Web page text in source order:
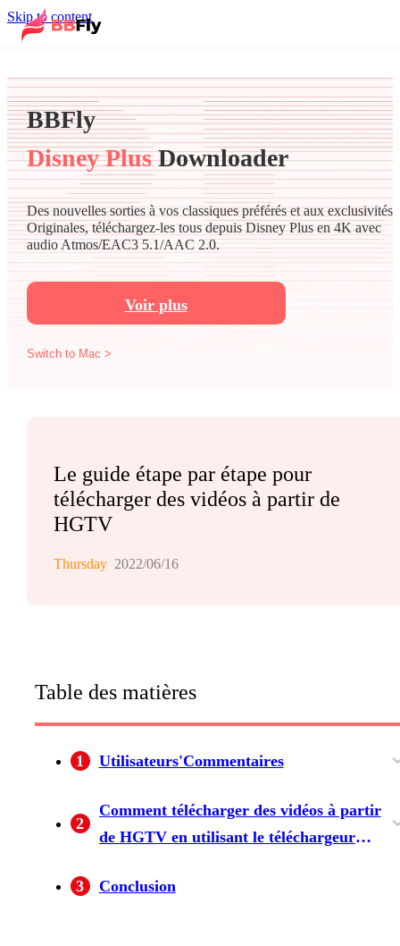
Skip to content
BBFly
Disney PlusDownloader
Des nouvelles sorties à vos classiques préférés et aux exclusivités
Originales, téléchargez-les tous depuis Disney Plus en 4K avec
audio Atmos/EAC3 5.1/AAC 2.0.
Voir plus
Switch to Mac >
Le guide étape par étape pour
télécharger des vidéos à partir de
HGTV
Thursday 2022/06/16
Table des matières
1 Utilisateurs'Commentaires
2
Comment télécharger des vidéos à partir
de HGTV en utilisant le téléchargeur
3 Conclusion